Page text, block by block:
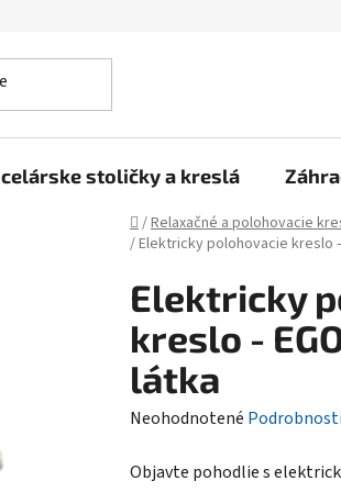
osobných údajov Reklamačný
stoličky a kreslá
Domov
/Relaxačné a polohovacie
/Elektricky polohovacie kreslo
Elektricky
kreslo -
látka
Priemerné
produktu
Neohodnotené
Objavte pohodlie s